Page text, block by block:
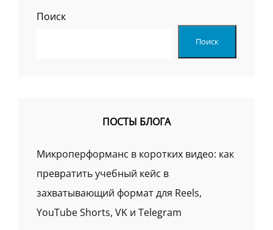
Поиск
Поиск
ПОСТЫ БЛОГА
Микроперформанс в коротких видео: как
превратить учебный кейс в
захватывающий формат для Reels,
YouTube Shorts, VK и Telegram